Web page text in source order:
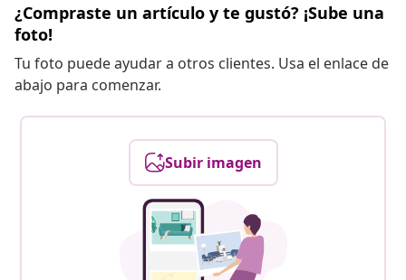
¿Compraste un artículo y te gustó? ¡Sube una
foto!
Tu foto puede ayudar a otros clientes. Usa el enlace de
abajo para comenzar.
Subir imagen